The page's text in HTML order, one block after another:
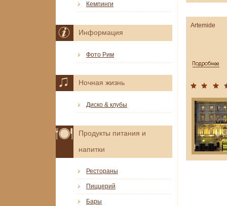
Artemide
Кемпинги
Информация
Фото Рим
Ночная жизнь
Диско & клубы
Продукты питания и
напитки
Рестораны
Пиццерий
Бары